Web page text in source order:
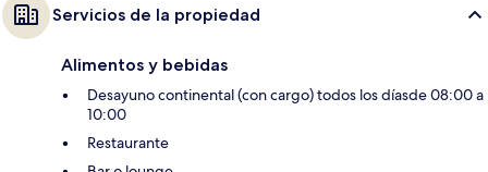
Servicios de la propiedad
Alimentos y bebidas
Desayuno continental (con cargo) todos los díasde 08:00 a
10:00
Restaurante